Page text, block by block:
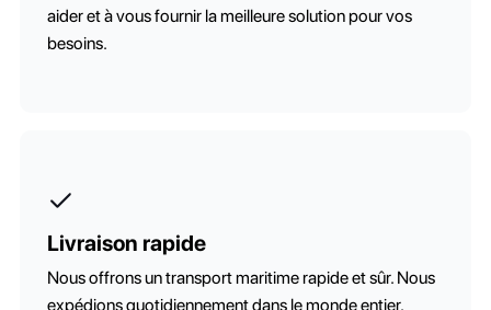
aider et à vous fournir la meilleure solution pour vos
besoins.
Livraison rapide
Nous offrons un transport maritime rapide et sûr. Nous
expédions quotidiennement dans le monde entier.